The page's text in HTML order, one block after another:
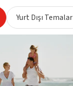
Yurt Dışı Temalar